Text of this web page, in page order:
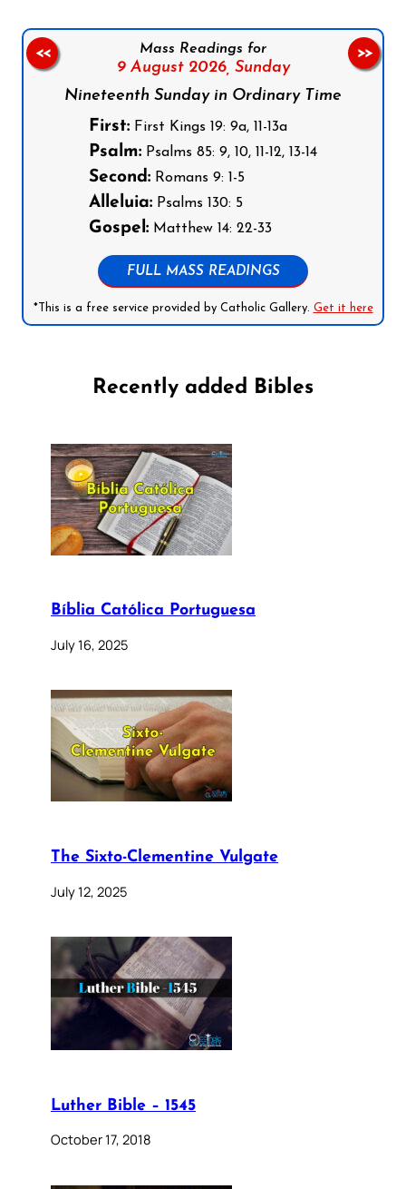
Mass Readings for
9 August 2026, Sunday
Nineteenth Sunday in Ordinary Time
First: First Kings 19: 9a, 11-13a
Psalm: Psalms 85: 9, 10, 11-12, 13-14
Second: Romans 9: 1-5
Alleluia: Psalms 130: 5
Gospel: Matthew 14: 22-33
FULL MASS READINGS
*This is a free service provided by Catholic Gallery. Get it here
<< >>
Recently added Bibles
Bíblia Católica Portuguesa
July 16, 2025
The Sixto-Clementine Vulgate
July 12, 2025
Luther Bible – 1545
October 17, 2018